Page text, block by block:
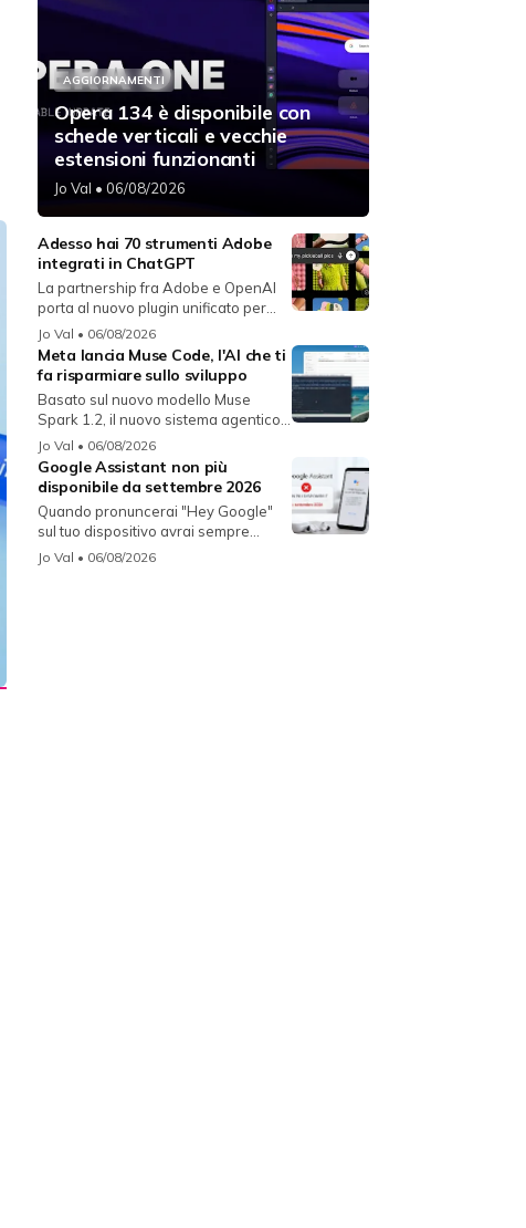
AGGIORNAMENTI
Opera 134 è disponibile con
schede verticali e vecchie
estensioni funzionanti
Jo Val • 06/08/2026
Adesso hai 70 strumenti Adobe
integrati in ChatGPT
La partnership fra Adobe e OpenAI
porta al nuovo plugin unificato per...
Jo Val • 06/08/2026
Meta lancia Muse Code, l'AI che ti
fa risparmiare sullo sviluppo
Basato sul nuovo modello Muse
Spark 1.2, il nuovo sistema agentico
fun...
Jo Val • 06/08/2026
Google Assistant non più
disponibile da settembre 2026
Quando pronuncerai "Hey Google"
sul tuo dispositivo avrai sempre
Gemin...
Jo Val • 06/08/2026